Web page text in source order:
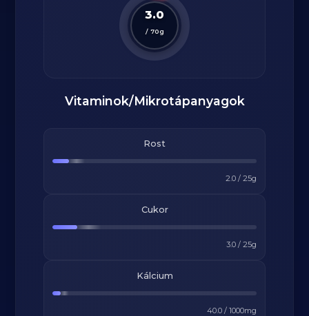
3.0
/ 70g
Vitaminok/Mikrotápanyagok
Rost
2.0/ 25g
Cukor
3.0/ 25g
Kálcium
40.0/ 1000mg